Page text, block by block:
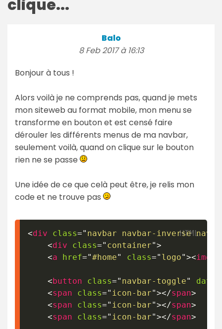
clique...
Balo
8 Feb 2017 à 16:13
Bonjour à tous !
Alors voilà je ne comprends pas, quand je mets
mon siteweb au format mobile, mon menu se
transforme en bouton et est censé faire
dérouler les différents menus de ma navbar,
seulement voilà, quand on clique sur le bouton
rien ne se passe
Une idée de ce que celà peut être, je relis mon
code et ne trouve pas
<div class=" navbar navbar-inverse
<div class=" container">
<a href="#home" class=" logo"><img
<button class=" navbar-toggle"
<span class=" icon-bar"></span>
<span class=" icon-bar"></span>
<span class=" icon-bar"></span>